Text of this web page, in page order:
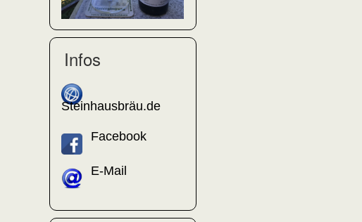
Infos
Steinhausbräu.de
Facebook
E-Mail